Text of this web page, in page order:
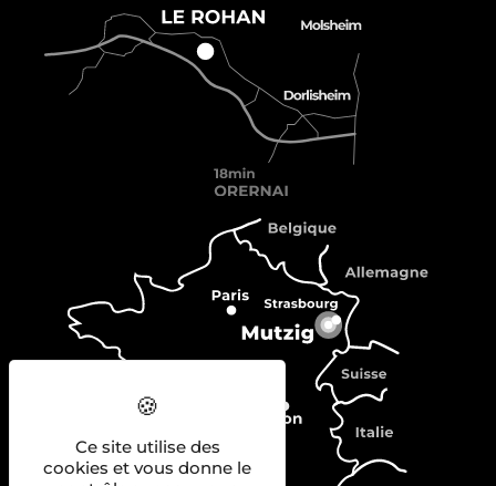
Ce site utilise des
cookies et vous donne le